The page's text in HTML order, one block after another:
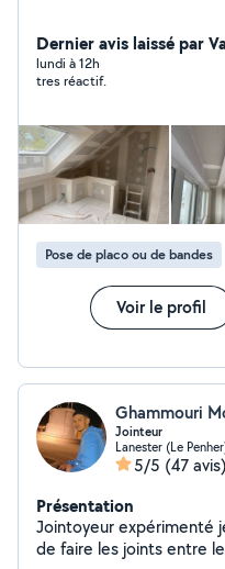
Dernier avis laissé par
lundi à 12h
tres réactif.
Pose de placo ou de bandes
Voir le profil
Ghammouri
Jointeur
Lanester (Le
5/5 (47 avis)
Présentation
Jointoyeur expérimenté
de faire les joints entre